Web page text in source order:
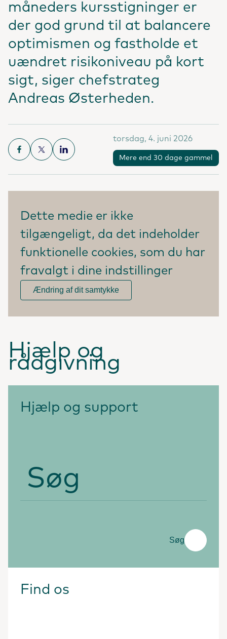
måneders kursstigninger er
der god grund til at balancere
optimismen og fastholde et
uændret risikoniveau på kort
sigt, siger chefstrateg
Andreas Østerheden.
torsdag, 4. juni 2026
Mere end 30 dage gammel
Dette medie er ikke
tilgængeligt, da det indeholder
funktionelle cookies, som du har
fravalgt i dine indstillinger
Ændring af dit samtykke
Hjælp og
rådgivning
Hjælp og support
Søg
Søg
Find os